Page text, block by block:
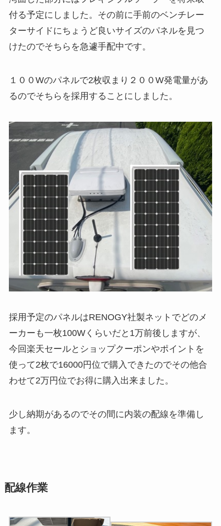
付る予定にしました。その前に手前のベンチレー
ターサイドにちょうど良いサイズのパネルを見つ
けたのでそちらを急遽手配中です。
１００Wのパネルで2枚収まり２００W発電量があ
るのでそちらを採用することにしました。
採用予定のパネルはRENOGY社製ネットでどのメ
ーカーも一枚100Wくらいだと1万前後しますが、
今回楽天セールとショップクーポンやポイントを
使って2枚で16000円位で購入できたのでその他合
わせて2万円位でお得に購入出来ました。
少し納期があるのでその間に内装の配線を準備し
ます。
配線作業